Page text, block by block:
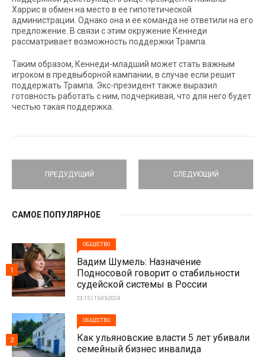
Харрис в обмен на место в ее гипотетической
администрации. Однако она и ее команда не ответили на его
предложение. В связи с этим окружение Кеннеди
рассматривает возможность поддержки Трампа.
Таким образом, Кеннеди-младший может стать важным
игроком в предвыборной кампании, в случае если решит
поддержать Трампа. Экс-президент также выразил
готовность работать с ним, подчеркивая, что для него будет
честью такая поддержка.
ПРЕДУДУЩИЙ СЛЕДУЮЩИЙ
САМОЕ ПОПУЛЯРНОЕ
ОБЩЕСТВО
Вадим Шумель: Назначение
Подносовой говорит о стабильности
судейской системы в России
23:15 | 15-05-2024
1
ОБЩЕСТВО
Как ульяновские власти 5 лет убивали
семейный бизнес инвалида
2